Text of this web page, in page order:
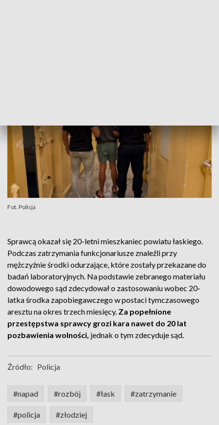
Fot. Policja
Sprawcą okazał się 20-letni mieszkaniec powiatu łaskiego.
Podczas zatrzymania funkcjonariusze znaleźli przy
mężczyźnie środki odurzające, które zostały przekazane do
badań laboratoryjnych. Na podstawie zebranego materiału
dowodowego sąd zdecydował o zastosowaniu wobec 20-
latka środka zapobiegawczego w postaci tymczasowego
aresztu na okres trzech miesięcy. Za popełnione
przestępstwa sprawcy grozi kara nawet do 20 lat
pozbawienia wolności, jednak o tym zdecyduje sąd.
Źródło: Policja
#napad #rozbój #łask #zatrzymanie
#policja #złodziej